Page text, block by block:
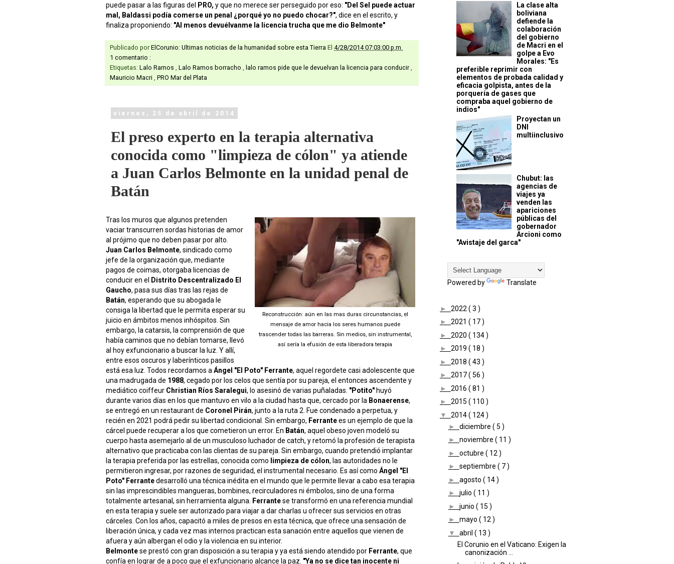
puede pasar a las figuras del
PRO, y que no merece ser perseguido por eso: "Del Sel puede actuar
mal, Baldassi podía comerse un penal ¿porqué yo no puedo chocar?", dice en el escrito, y
finaliza proponiendo: "Al menos devuélvanme la licencia trucha que me dio Belmonte"
Publicado por ElCorunio: Ultimas noticias de la humanidad sobre esta Tierra El 4/28/2014 07:03:00 p.m.
1 comentario :
Etiquetas: Lalo Ramos Lalo Ramos borracho lalo ramos pide que le devuelvan la licencia para conducir
Mauricio Macri
PRO Mar del Plata
viernes, 25 de abril de 2014
El preso experto en la terapia alternativa
conocida como "limpieza de cólon" ya atiende
a Juan Carlos Belmonte en la unidad penal de
Batán
Reconstrucción: aún en las mas duras circunstancias, el
mensaje de amor hacia los seres humanos puede
trascender todas las barreras. Sin medios, sin instrumental,
así sería la efusión de esta liberadora terapia
Tras los muros que algunos pretenden
vaciar transcurren sordas historias de amor
al prójimo que no deben pasar por alto.
Juan Carlos Belmonte, sindicado como
jefe de la organización que, mediante
pagos de coimas, otorgaba licencias de
conducir en el Distrito Descentralizado El
Gaucho, pasa sus días tras las rejas de
Batán, esperando que su abogada le
consiga la libertad que le permita esperar su
juicio en ámbitos menos inhóspitos. Sin
embargo, la catarsis, la comprensión de que
había caminos que no debían tomarse, llevó
al hoy exfuncionario a buscar la luz. Y allí,
entre esos oscuros y laberínticos pasillos
está esa luz. Todos recordamos a Ángel "El Poto" Ferrante, aquel regordete casi adolescente que
una madrugada de 1988, cegado por los celos que sentía por su pareja, el entonces ascendente y
mediático coiffeur Christian Ríos Saralegui, lo asesinó de varias puñaladas. "Potito"huyó
durante varios días en los que mantuvo en vilo a la ciudad hasta que, cercado por la Bonaerense,
se entregó en un restaurant de Coronel Pirán, junto a la ruta 2. Fue condenado a perpetua, y
recién en 2021 podrá pedir su libertad condicional. Sin embargo, Ferrantees un ejemplo de que la
cárcel puede recuperar a los que cometieron un error. En Batán, aquel obeso joven modeló su
cuerpo hasta asemejarlo al de un musculoso luchador de catch, y retomó la profesión de terapista
alternativo que practicaba con las clientas de su pareja. Sin embargo, cuando pretendió implantar
la terapia preferida por las estrellas, conocida como limpieza de cólon, las autoridades no le
permitieron ingresar, por razones de seguridad, el instrumental necesario. Es así como Ángel "El
Poto" Ferrantedesarrolló una técnica inédita en el mundo que le permite llevar a cabo esa terapia
sin las imprescindibles mangueras, bombines, recirculadores ni émbolos, sino de una forma
totalmente artesanal, sin herramienta alguna. Ferrantese transformó en una referencia mundial
en esta terapia y suele ser autorizado para viajar a dar charlas u ofrecer sus servicios en otras
cárceles. Con los años, capacitó a miles de presos en esta técnica, que ofrece una sensación de
liberación única, y cada vez mas internos practican esta sanación entre aquellos que vienen de
afuera y aún albergan el odio y la violencia en su interior.
Belmontese prestó con gran disposición a su terapia y ya está siendo atendido por Ferrante, que
confía en lograr de a poco que el exfuncionario alcance la paz. "Ya no se dice tan inocente ni
La clase alta
boliviana
defiende la
colaboración
del gobierno
de Macri en el
golpe a Evo
Morales: "Es
preferible reprimir con
elementos de probada calidad y
eficacia golpista, antes de la
porquería de gases que
compraba aquel gobierno de
indios"
Proyectan un
DNI
multiinclusivo
Chubut: las
agencias de
viajes ya
venden las
apariciones
públicas del
gobernador
Arcioni como
"Avistaje del garca"
Powered by Translate
► 2022 ( 3 )
► 2021 ( 17 )
► 2020 ( 134 )
► 2019 ( 18 )
► 2018 ( 43 )
► 2017( 56 )
► 2016 ( 81 )
► 2015 ( 110 )
▼ 2014( 124 )
► diciembre ( 5 )
► noviembre ( 11 )
► octubre ( 12 )
► septiembre ( 7 )
► agosto ( 14 )
► julio ( 11 )
► junio ( 15 )
► mayo ( 12 )
▼ abril ( 13 )
El Corunio en el Vaticano: Exigen la
canonización ...